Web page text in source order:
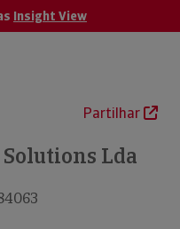
Insight View
Partilhar
Lda